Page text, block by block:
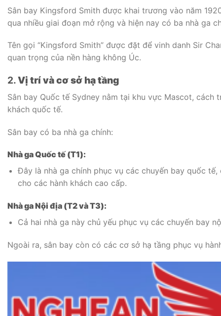
Sân bay Kingsford Smith được khai trương vào năm
qua nhiều giai đoạn mở rộng và hiện nay có ba nhà ga
Tên gọi “Kingsford Smith” được đặt để vinh danh Sir
quan trọng của nền hàng không Úc.
2.Vị trí và cơ sở hạ tầng
Sân bay Quốc tế Sydney nằm tại khu vực Mascot,
khách quốc tế.
Sân bay có ba nhà ga chính:
Nhà ga Quốc tế (T1):
Đây là nhà ga chính phục vụ các chuyến bay quốc
cho các hành khách cao cấp.
Nhà ga Nội địa (T2 và T3):
Cả hai nhà ga này chủ yếu phục vụ các chuyến bay
Ngoài ra, sân bay còn có các cơ sở hạ tầng phục vụ